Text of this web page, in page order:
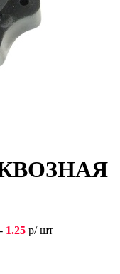
1.25 р/ шт